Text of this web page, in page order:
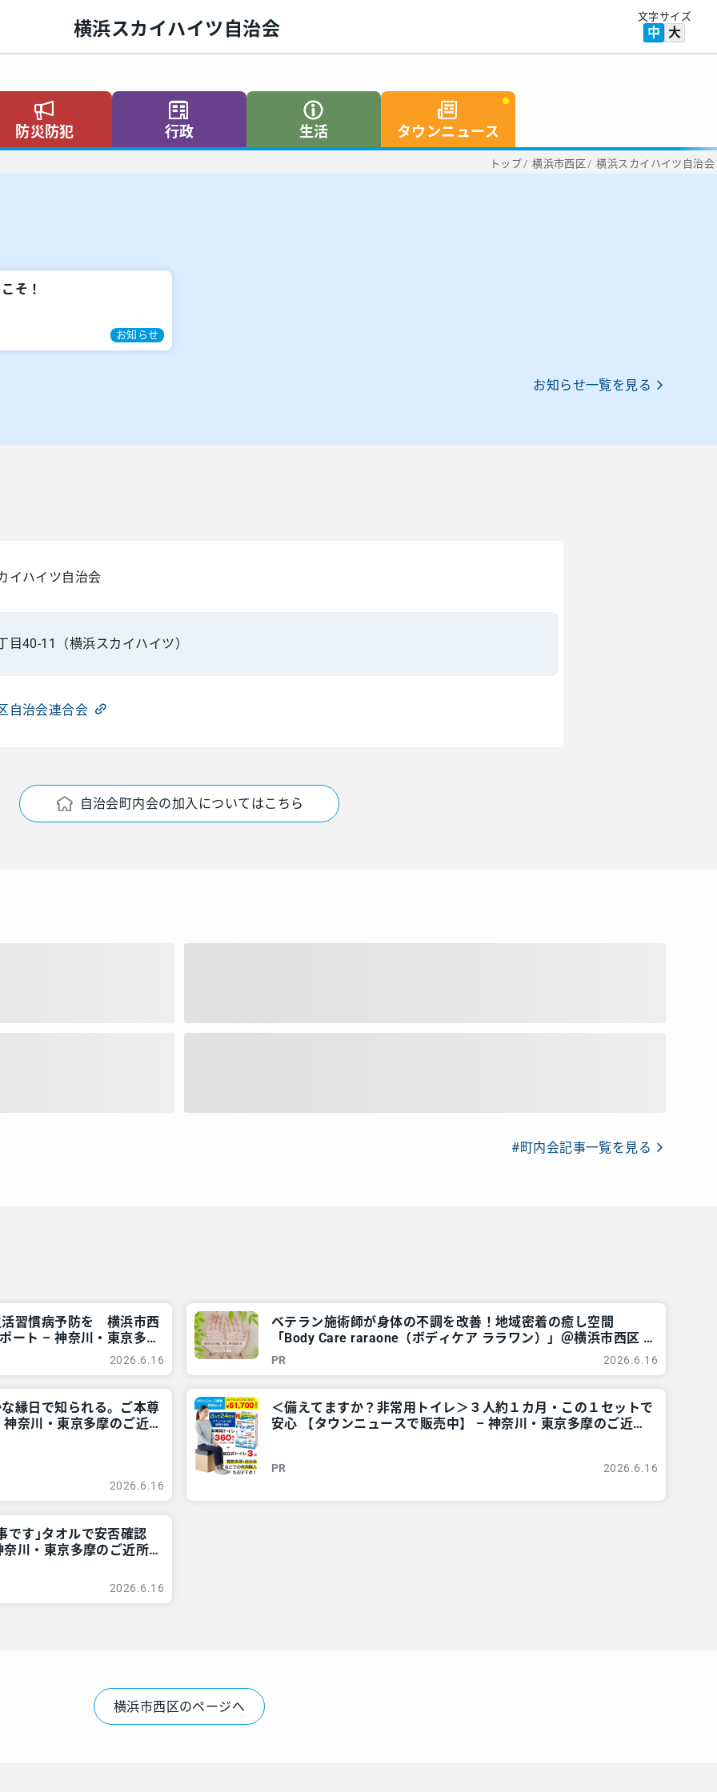
横浜スカイハイツ自治会
文字サイズ
中 大
防災防犯 行政 生活 タウンニュース
トップ/ 横浜市西区 / 横浜スカイハイツ自治会
そ！
お知らせ
お知らせ一覧を見る
イハイツ自治会
目40-11（横浜スカイハイツ）
自治会連合会
自治会町内会の加入についてはこちら
#町内会記事一覧を見る
活習慣病予防を 横浜市西
ート – 神奈川・東京多摩
2026.6.16
ベテラン施術師が身体の不調を改善！地域密着の癒し空間
「Body Care raraone（ボディケア ララワン）」＠横浜市西区 –
神奈川・東京多摩のご近所情報 – レアリア
PR 2026.6.16
縁日で知られる。ご本尊
奈川・東京多摩のご近
2026.6.16
＜備えてますか？非常用トイレ＞３人約１カ月・この１セットで
安心 【タウンニュースで販売中】 – 神奈川・東京多摩のご近所
PR 2026.6.16
です｣タオルで安否確認
川・東京多摩のご近所
2026.6.16
横浜市西区のページへ